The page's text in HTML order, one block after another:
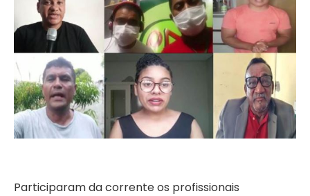
Participaram da corrente os profissionais